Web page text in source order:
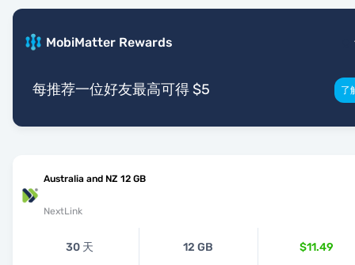
MobiMatter Rewards
每推荐一位好友最高可得 $5 了
Australia and NZ 12 GB
NextLink
30 天 12 GB $11.49